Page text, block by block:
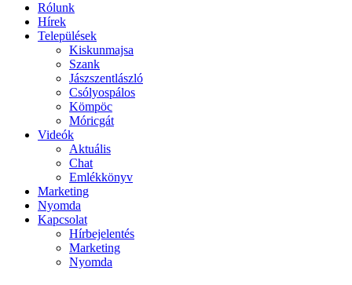
Rólunk
Hírek
Települések
Kiskunmajsa
Szank
Jászszentlászló
Csólyospálos
Kömpöc
Móricgát
Videók
Aktuális
Chat
Emlékkönyv
Marketing
Nyomda
Kapcsolat
Hírbejelentés
Marketing
Nyomda